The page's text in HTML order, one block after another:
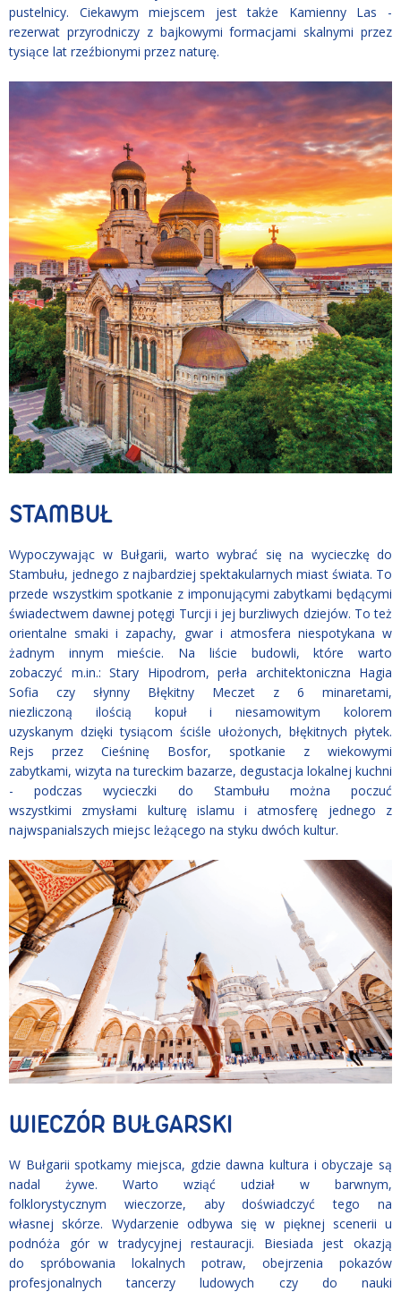
pustelnicy. Ciekawym miejscem jest także Kamienny Las -
rezerwat przyrodniczy z bajkowymi formacjami skalnymi przez
tysiące lat rzeźbionymi przez naturę.
STAMBUŁ
Wypoczywając w Bułgarii, warto wybrać się na wycieczkę do
Stambułu, jednego z najbardziej spektakularnych miast świata. To
przede wszystkim spotkanie z imponującymi zabytkami będącymi
świadectwem dawnej potęgi Turcji i jej burzliwych dziejów. To też
orientalne smaki i zapachy, gwar i atmosfera niespotykana w
żadnym innym mieście. Na liście budowli, które warto
zobaczyć m.in.: Stary Hipodrom, perła architektoniczna Hagia
Sofia czy słynny Błękitny Meczet z 6 minaretami,
niezliczoną ilością kopuł i niesamowitym kolorem
uzyskanym dzięki tysiącom ściśle ułożonych, błękitnych płytek.
Rejs przez Cieśninę Bosfor, spotkanie z wiekowymi
zabytkami, wizyta na tureckim bazarze, degustacja lokalnej kuchni
- podczas wycieczki do Stambułu można poczuć
wszystkimi zmysłami kulturę islamu i atmosferę jednego z
najwspanialszych miejsc leżącego na styku dwóch kultur.
WIECZÓR BUŁGARSKI
W Bułgarii spotkamy miejsca, gdzie dawna kultura i obyczaje są
nadal żywe. Warto wziąć udział w barwnym,
folklorystycznym wieczorze, aby doświadczyć tego na
własnej skórze. Wydarzenie odbywa się w pięknej scenerii u
podnóża gór w tradycyjnej restauracji. Biesiada jest okazją
do spróbowania lokalnych potraw, obejrzenia pokazów
profesjonalnych tancerzy ludowych czy do nauki